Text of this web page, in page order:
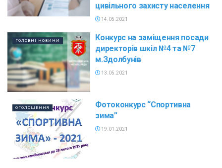
цивільного захисту населення
14.05.2021
ГОЛОВНІ НОВИНИ
Конкурс на заміщення посади
директорів шкіл №4 та №7
м.Здолбунів
13.05.2021
ОГОЛОШЕННЯ
Фотоконкурс “Спортивна
зима”
19.01.2021